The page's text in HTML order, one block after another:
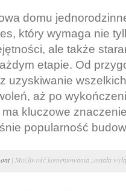
domu
który wymaga nie
ale także
etapie. Od
uzyskiwanie
aż po
ma kluczowe
popularność
| Możliwość komentowania Budowa
została